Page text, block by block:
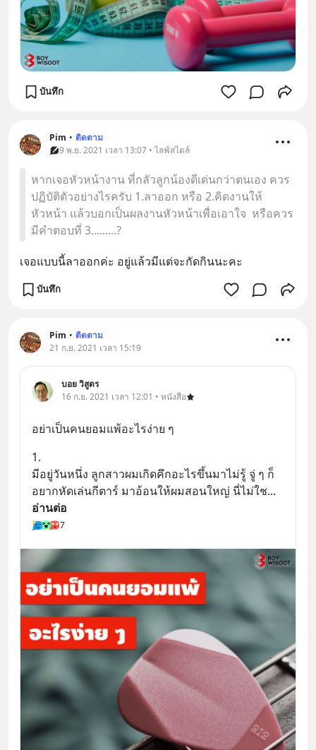
บันทึก
Pim • ติดตาม
9 พ.ย. 2021 เวลา 13:07 • ไลฟ์สไตล์
หากเจอหัวหน้างาน ที่กลัวลูกน้องดีเด่นกว่าตนเอง ควร
ปฏิบัติตัวอย่างไรครับ 1.ลาออก หรือ 2.คิดงานให้
หัวหน้า แล้วบอกเป็นผลงานหัวหน้าเพื่อเอาใจ หรือควร
มีคำตอบที่ 3.........?
เจอแบบนี้ลาออกค่ะ อยู่แล้วมีแต่จะกัดกินนะคะ
บันทึก
Pim • ติดตาม
21 ก.ย. 2021 เวลา 15:19
บอย วิสูตร
16 ก.ย. 2021 เวลา 12:01 • หนังสือ
อย่าเป็นคนยอมแพ้อะไรง่าย ๆ
1.
มีอยู่วันหนึ่ง ลูกสาวผมเกิดคึกอะไรขึ้นมาไม่รู้ จู่ ๆ ก็
อยากหัดเล่นกีตาร์ มาอ้อนให้ผมสอนใหญ่ นี่ไม่ใช
อ่านต่อ
7